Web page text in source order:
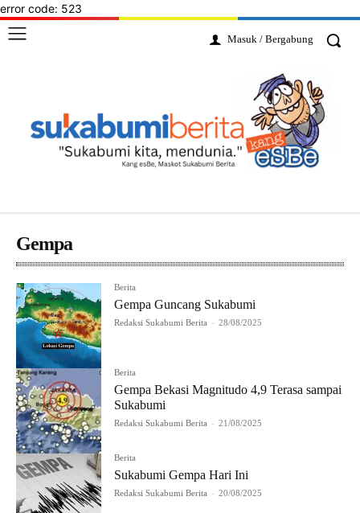
error code: 523
Masuk / Bergabung
Gempa
Berita
Gempa Guncang Sukabumi
Redaksi Sukabumi Berita - 28/08/2025
Berita
Gempa Bekasi Magnitudo 4,9 Terasa sampai
Sukabumi
Redaksi Sukabumi Berita - 21/08/2025
Berita
Sukabumi Gempa Hari Ini
Redaksi Sukabumi Berita - 20/08/2025